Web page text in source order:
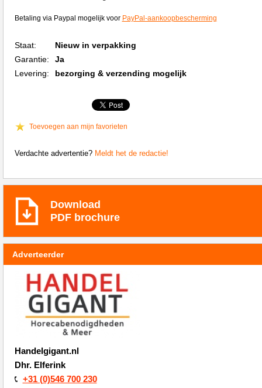
Betaling via Paypal mogelijk voor PayPal-aankoopbescherming
Staat:
Nieuw in verpakking
Garantie:
Ja
Levering:
bezorging & verzending mogelijk
Toevoegen aan mijn favorieten
Verdachte advertentie? Meldt het de redactie!
Download
PDF brochure
Adverteerder
Handelgigant.nl
Dhr. Elferink
+31 (0)546 700 230